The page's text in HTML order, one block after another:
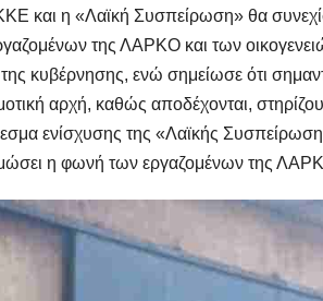
και η «Λαϊκή Συσπείρωση» θα
της ΛΑΡΚΟ και των
κυβέρνησης, ενώ σημείωσε ότι
αρχή, καθώς αποδέχονται,
ενίσχυσης της «Λαϊκής
η φωνή των εργαζομένων της